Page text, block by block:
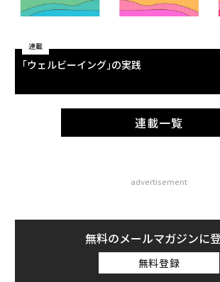
連載
｢ウェルビーイング｣の実践
連載一覧
advertisement
無料のメールマガジンに
無料登録